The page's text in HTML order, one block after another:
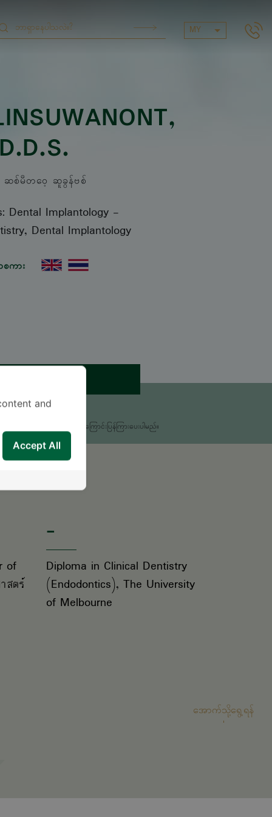
MY
,
D.D.S.
စ်မီတဝေ့ ဆူခွန်ဗစ်
Dental Implantology -
Dental Implantology
ကား
စရာရှိရင် မေးခဲ့ပါ။
နာအထောက်အကူပြုဌာနမှ အကြောင်းပြန်ကြားပေးပါမည်။
of
สตร์
-
Diploma in Clinical Dentistry
(Endodontics), The University
of Melbourne
အောက်သို့ရွေ့ရန်
and
Accept All